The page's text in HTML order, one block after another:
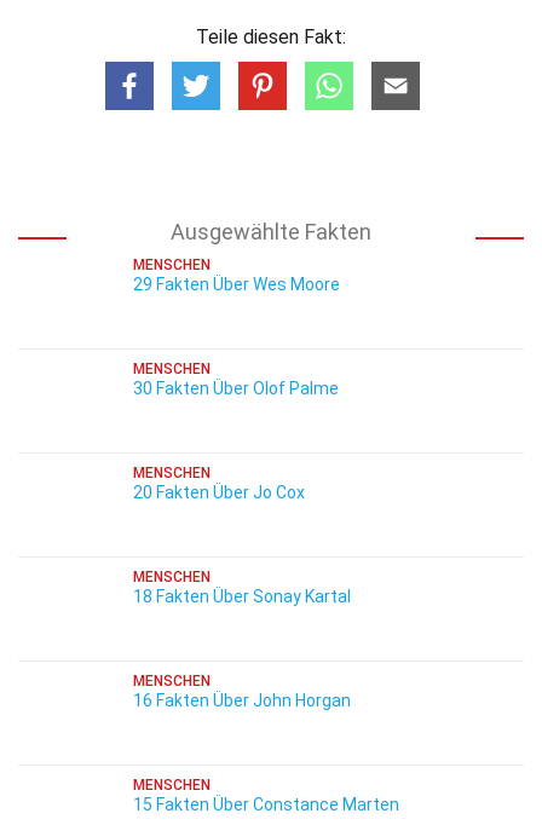
Teile diesen Fakt:
Ausgewählte Fakten
MENSCHEN
29 Fakten Über Wes Moore
MENSCHEN
30 Fakten Über Olof Palme
MENSCHEN
20 Fakten Über Jo Cox
MENSCHEN
18 Fakten Über Sonay Kartal
MENSCHEN
16 Fakten Über John Horgan
MENSCHEN
15 Fakten Über Constance Marten